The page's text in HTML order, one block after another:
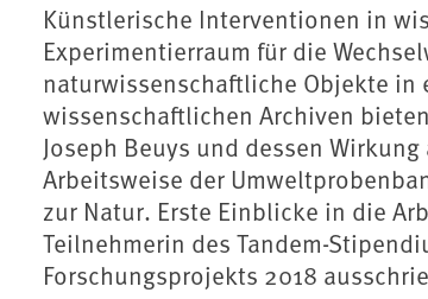
Künstlerische Interventionen in
Experimentierraum für die
naturwissenschaftliche Objekte in
wissenschaftlichen Archiven
Joseph Beuys und dessen
Arbeitsweise der
zur Natur. Erste Einblicke in die
Teilnehmerin des Tandem-
Forschungsprojekts 2018